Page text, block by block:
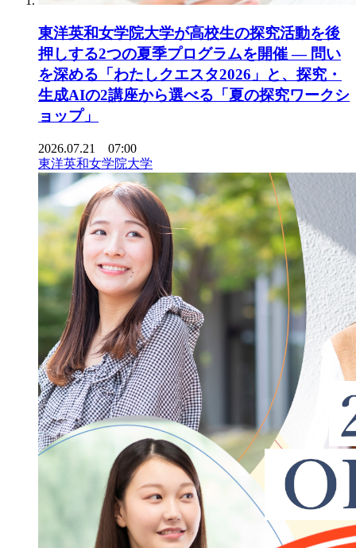
東洋英和女学院大学が高校生の探究活動を後
押しする2つの夏季プログラムを開催 ― 問い
を深める「わたしクエスタ2026」と、探究・
生成AIの2講座から選べる「夏の探究ワークシ
ョップ」
2026.07.21 07:00
東洋英和女学院大学